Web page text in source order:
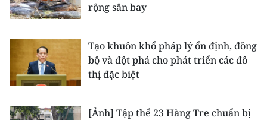
rộng sân bay
Tạo khuôn khổ pháp lý ổn định, đồng
bộ và đột phá cho phát triển các đô
thị đặc biệt
[Ảnh] Tập thể 23 Hàng Tre chuẩn bị